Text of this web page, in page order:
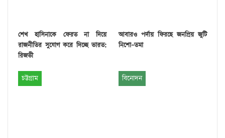
শেখ হাসিনাকে ফেরত না দিয়ে
রাজনীতির সুযোগ করে দিচ্ছে ভারত:
রিজভী
আবারও পর্দায় ফিরছে জনপ্রিয় জুটি
নিশো–তমা
চট্টগ্রাম বিনোদন